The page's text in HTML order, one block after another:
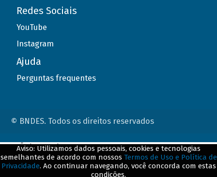
Redes Sociais
YouTube
Instagram
Ajuda
Perguntas frequentes
© BNDES. Todos os direitos reservados
Aviso: Utilizamos dados pessoais, cookies e tecnologias
semelhantes de acordo com nossos Termos de Uso e Política de
Privacidade. Ao continuar navegando, você concorda com estas
condições.
ConteÃºdo complementar
${title}${badge}